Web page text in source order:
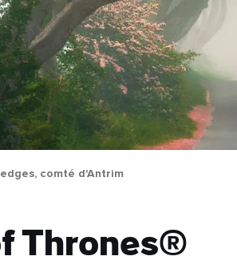
comté d'Antrim
Thrones®